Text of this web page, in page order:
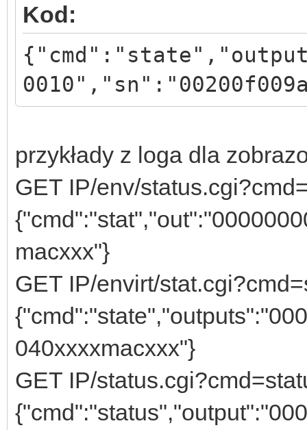
Kod:
przykłady z loga dla
GET IP/env/
macxxx"}
GET IP/envirt/
040xxxxmacxxx"}
GET IP/